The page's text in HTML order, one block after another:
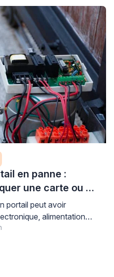
défaut de
Avant toute
vérifications simples
si le problème
en panne :
une carte ou un
portail peut avoir
alimentation
ou moteur :